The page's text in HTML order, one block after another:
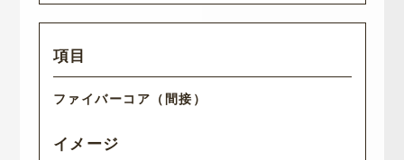
ファイバーコア（間接）